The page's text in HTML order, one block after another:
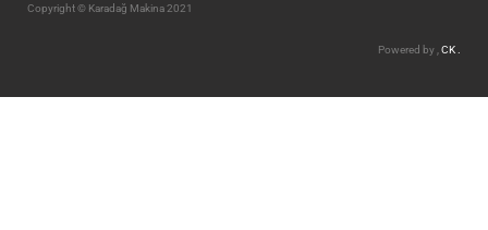
Copyright © Karadağ Makina 2021
Powered by , CK .